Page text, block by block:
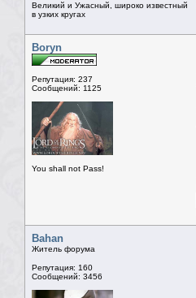
Великий и Ужасный, широко известный
в узких кругах
Boryn
Репутация: 237
Сообщений: 1125
You shall not Pass!
Bahan
Житель форума
Репутация: 160
Сообщений: 3456